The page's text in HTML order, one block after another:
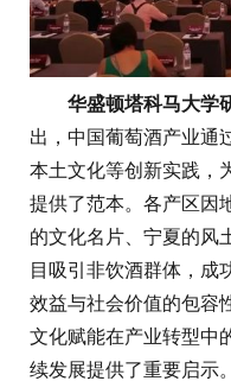
华盛顿塔科马大学研
出，中国葡萄酒产业通
本土文化等创新实践，
提供了范本。各产区因
的文化名片、宁夏的风
目吸引非饮酒群体，成
效益与社会价值的包容
文化赋能在产业转型中
续发展提供了重要启示。